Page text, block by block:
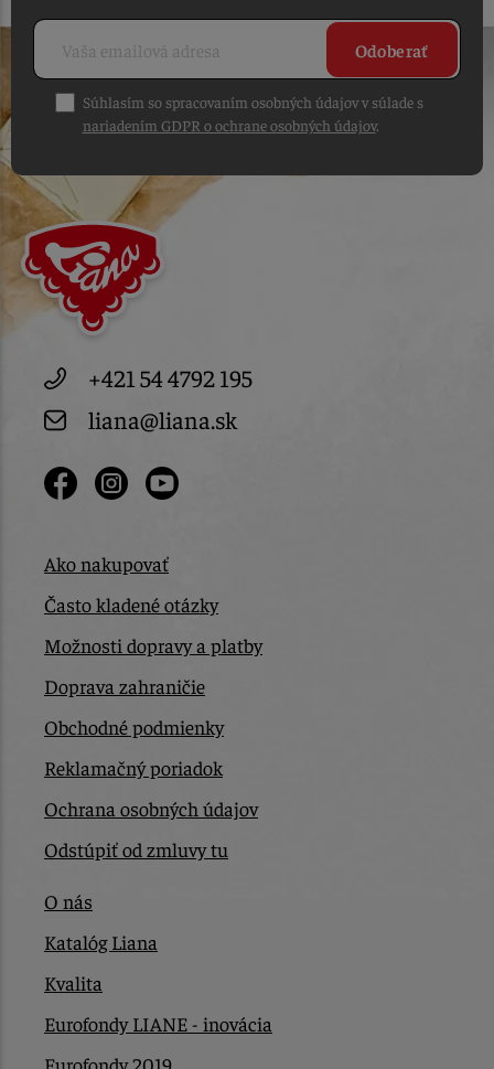
Odoberať
Súhlasím so spracovaním osobných údajov v súlade s
nariadením GDPR o ochrane osobných údajov.
+421 54 4792 195
liana@liana.sk
Ako nakupovať
Často kladené otázky
Možnosti dopravy a platby
Doprava zahraničie
Obchodné podmienky
Reklamačný poriadok
Ochrana osobných údajov
Odstúpiť od zmluvy tu
O nás
Katalóg Liana
Kvalita
Eurofondy LIANE - inovácia
Eurofondy 2019